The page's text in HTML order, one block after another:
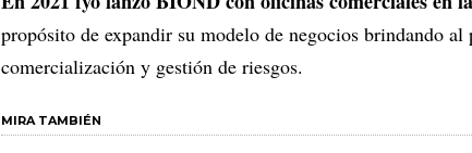
propósito de expandir su modelo de negocios brindando
comercialización y gestión de riesgos.
MIRA TAMBIÉN